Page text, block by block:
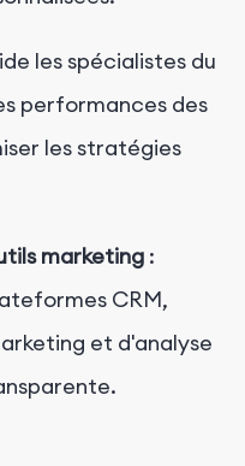
les spécialistes du
performances des
les stratégies
marketing :
CRM,
et d'analyse